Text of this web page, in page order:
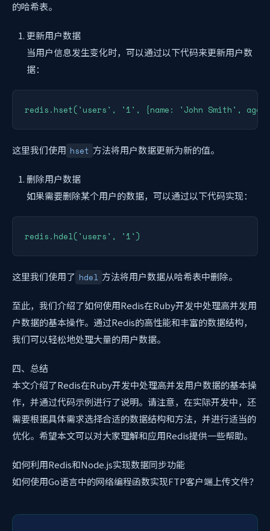
的哈希表。
更新用户数据
当用户信息发生变化时，可以通过以下代码来更新用户数
据：
redis.hset('users', '1', {name: 'John Smith', age:
这里我们使用 hset 方法将用户数据更新为新的值。
删除用户数据
如果需要删除某个用户的数据，可以通过以下代码实现：
redis.hdel('users', '1')
这里我们使用了 hdel 方法将用户数据从哈希表中删除。
至此，我们介绍了如何使用Redis在Ruby开发中处理高并发用
户数据的基本操作。通过Redis的高性能和丰富的数据结构，
我们可以轻松地处理大量的用户数据。
四、总结
本文介绍了Redis在Ruby开发中处理高并发用户数据的基本操
作，并通过代码示例进行了说明。请注意，在实际开发中，还
需要根据具体需求选择合适的数据结构和方法，并进行适当的
优化。希望本文可以对大家理解和应用Redis提供一些帮助。
如何利用Redis和Node.js实现数据同步功能
如何使用Go语言中的网络编程函数实现FTP客户端上传文件？